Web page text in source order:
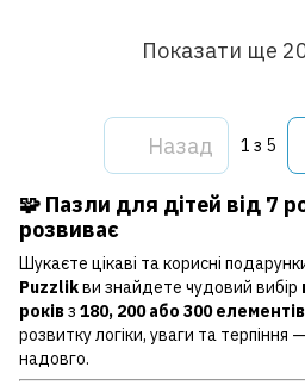
Показати ще
Назад 1 з 5
🧩 Пазли для дітей від 7
розвиває
Шукаєте цікаві та корисні
Puzzlikви знайдете чудовий вибір
роківз 180, 200 або 300 елементів
розвитку логіки, уваги та терпіння
надовго.